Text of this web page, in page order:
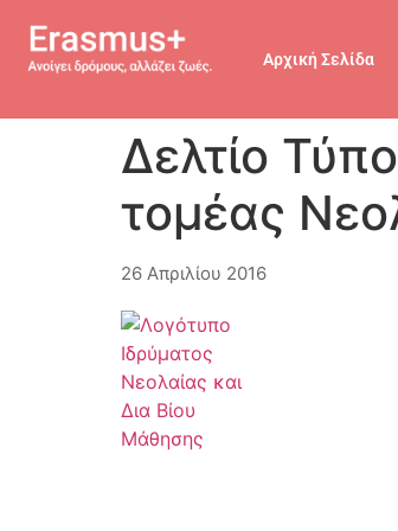
Αρχική Σελίδα
Δελτίο
τομέας
26 Απριλίου 2016